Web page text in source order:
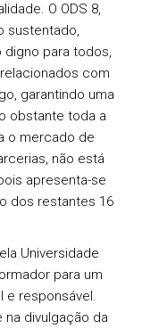
O ODS 8,
sustentado,
para todos,
com
garantindo uma
obstante toda a
o mercado de
não está
apresenta-se
dos restantes 16
Universidade
para um
e responsável.
na divulgação da